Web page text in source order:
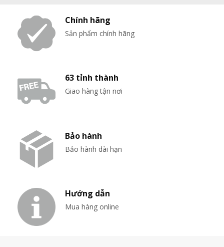
Chính hãng
Sản phẩm chính hãng
63 tỉnh thành
Giao hàng tận nơi
Bảo hành
Bảo hành dài hạn
Hướng dẫn
Mua hàng online